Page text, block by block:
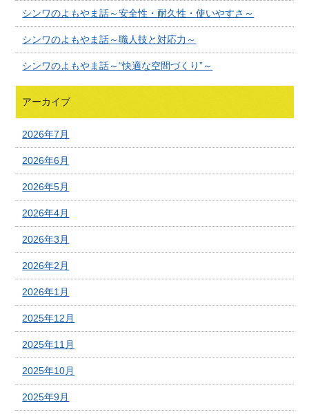
シンワのよもやま話～安全性・耐久性・使いやすさ～
シンワのよもやま話～職人技と対応力～
シンワのよもやま話～“快適な空間づくり”～
アーカイブ
2026年7月
2026年6月
2026年5月
2026年4月
2026年3月
2026年2月
2026年1月
2025年12月
2025年11月
2025年10月
2025年9月